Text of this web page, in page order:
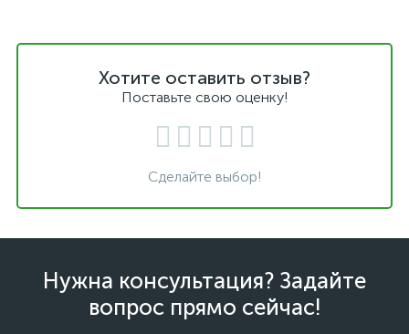
Хотите оставить отзыв?
Поставьте свою оценку!
Сделайте выбор!
Нужна консультация? Задайте
вопрос прямо сейчас!